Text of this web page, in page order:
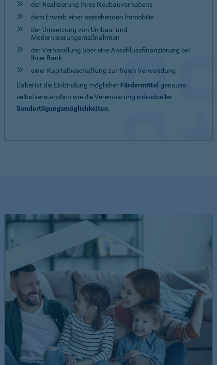
der Realisierung Ihres Neubauvorhabens
dem Erwerb einer bestehenden Immobilie
der Umsetzung von Umbau- und
Modernisierungsmaßnahmen
der Verhandlung über eine Anschlussfinanzierung bei
Ihrer Bank
einer Kapitalbeschaffung zur freien Verwendung
Dabei ist die Einbindung möglicher Fördermittel genauso
selbstverständlich wie die Vereinbarung individueller
Sondertilgungsmöglichkeiten.